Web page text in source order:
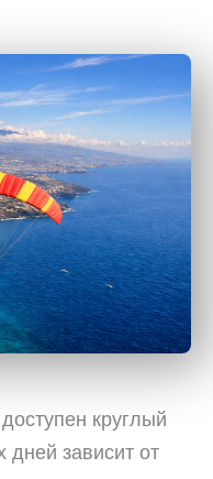
круглый
дней зависит от